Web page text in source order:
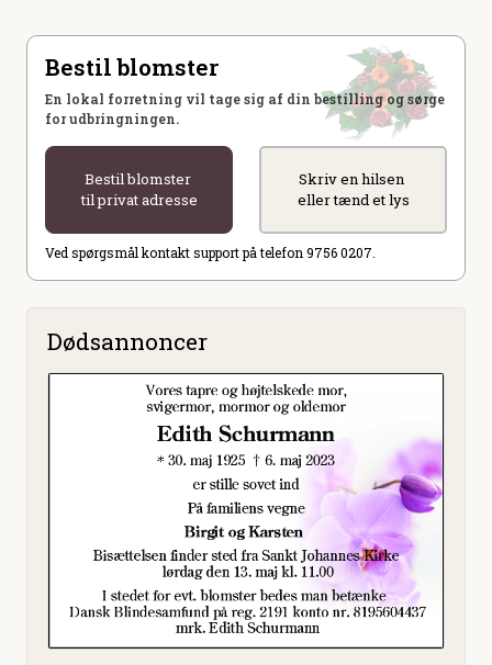
Bestil blomster
En lokal forretning vil tage sig af din bestilling og sørge
for udbringningen.
Bestil blomster
til privat adresse
Skriv en hilsen
eller tænd et lys
Ved spørgsmål kontakt support på telefon 9756 0207.
Dødsannoncer